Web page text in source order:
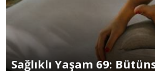
Sağlıklı Yaşam 69: